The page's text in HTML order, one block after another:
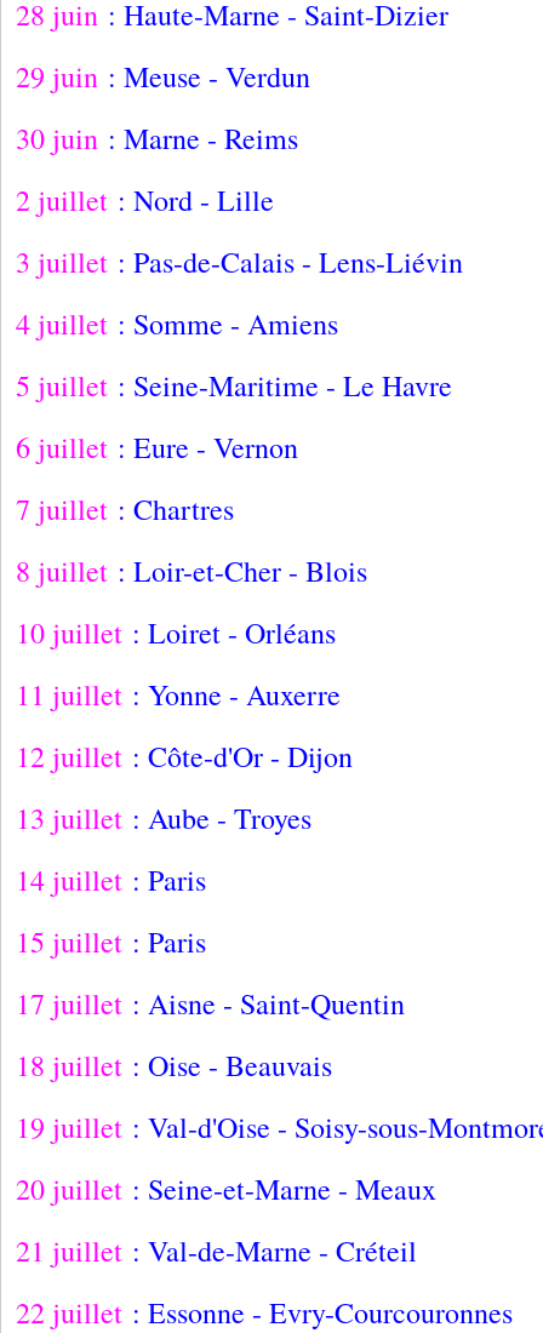
28 juin : Haute-Marne - Saint-Dizier
29 juin : Meuse - Verdun
30 juin : Marne - Reims
2 juillet : Nord - Lille
3 juillet : Pas-de-Calais - Lens-Liévin
4 juillet : Somme - Amiens
5 juillet : Seine-Maritime - Le Havre
6 juillet : Eure - Vernon
7 juillet : Chartres
8 juillet : Loir-et-Cher - Blois
10 juillet : Loiret - Orléans
11 juillet : Yonne - Auxerre
12 juillet : Côte-d'Or - Dijon
13 juillet : Aube - Troyes
14 juillet : Paris
15 juillet : Paris
17 juillet : Aisne - Saint-Quentin
18 juillet : Oise - Beauvais
19 juillet : Val-d'Oise - Soisy-sous-
20 juillet : Seine-et-Marne - Meaux
21 juillet : Val-de-Marne - Créteil
22 juillet : Essonne - Evry-Courcouronnes